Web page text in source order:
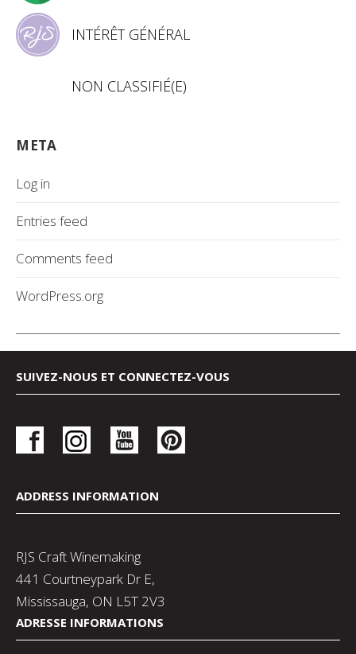
INTÉRÊT GÉNÉRAL
NON CLASSIFIÉ(E)
META
Log in
Entries feed
Comments feed
WordPress.org
SUIVEZ-NOUS ET CONNECTEZ-VOUS
ADDRESS INFORMATION
RJS Craft Winemaking
441 Courtneypark Dr E,
Mississauga, ON L5T 2V3
ADRESSE INFORMATIONS